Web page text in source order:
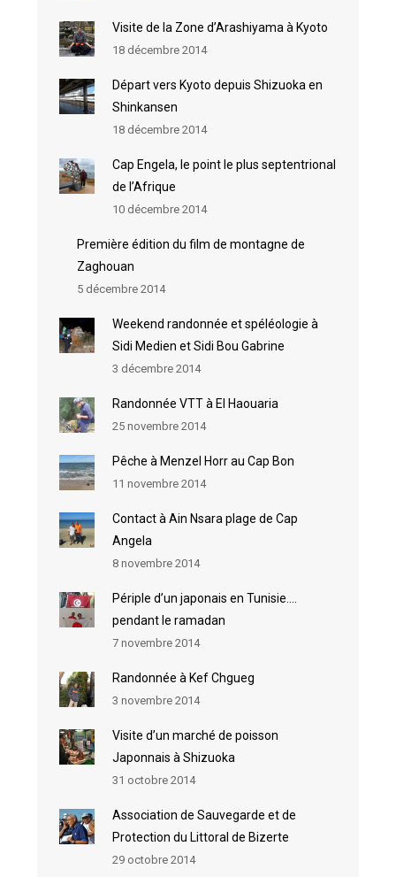
Visite de la Zone d’Arashiyama à Kyoto
18 décembre 2014
Départ vers Kyoto depuis Shizuoka en
Shinkansen
18 décembre 2014
Cap Engela, le point le plus septentrional
de l’Afrique
10 décembre 2014
Première édition du film de montagne de
Zaghouan
5 décembre 2014
Weekend randonnée et spéléologie à
Sidi Medien et Sidi Bou Gabrine
3 décembre 2014
Randonnée VTT à El Haouaria
25 novembre 2014
Pêche à Menzel Horr au Cap Bon
11 novembre 2014
Contact à Ain Nsara plage de Cap
Angela
8 novembre 2014
Périple d’un japonais en Tunisie….
pendant le ramadan
7 novembre 2014
Randonnée à Kef Chgueg
3 novembre 2014
Visite d’un marché de poisson
Japonnais à Shizuoka
31 octobre 2014
Association de Sauvegarde et de
Protection du Littoral de Bizerte
29 octobre 2014